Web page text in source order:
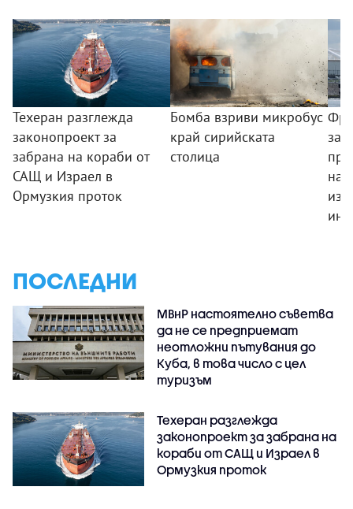
Техеран разглежда
законопроект за
забрана на кораби от
САЩ и Израел в
Ормузкия проток
Бомба взриви микробус
край сирийската
столица
на
ПОСЛЕДНИ
МВнР настоятелно съветва
да не се предприемат
неотложни пътувания до
Куба, в това число с цел
туризъм
Техеран разглежда
законопроект за забрана на
кораби от САЩ и Израел в
Ормузкия проток